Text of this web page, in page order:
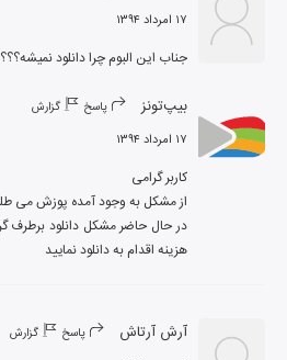
۱۷ امرداد ۱۳۹۴
جناب اين البوم چرا دانلود نميشه؟؟؟
بیپ‌تونز پاسخ گزارش
۱۷ امرداد ۱۳۹۴
هزینه اقدام به دانلود نمایید
آرش آرتاش پاسخ گزارش